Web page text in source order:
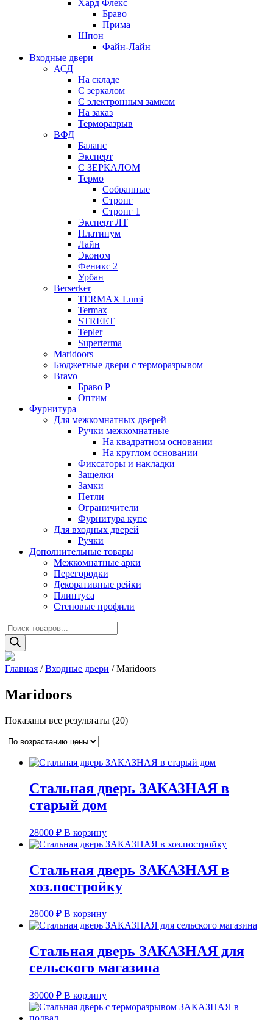
Хард Флекс
Браво
Прима
Шпон
Файн-Лайн
Входные двери
АСД
На складе
С зеркалом
С электронным замком
На заказ
Терморазрыв
ВФД
Баланс
Эксперт
С ЗЕРКАЛОМ
Термо
Собранные
Стронг
Стронг 1
Эксперт ЛТ
Платинум
Лайн
Эконом
Феникс 2
Урбан
Berserker
TERMAX Lumi
Termax
STREET
Tepler
Superterma
Maridoors
Бюджетные двери с терморазрывом
Bravo
Браво Р
Оптим
Фурнитура
Для межкомнатных дверей
Ручки межкомнатные
На квадратном основании
На круглом основании
Фиксаторы и накладки
Защелки
Замки
Петли
Ограничители
Фурнитура купе
Для входных дверей
Ручки
Дополнительные товары
Межкомнатные арки
Перегородки
Декоративные рейки
Плинтуса
Стеновые профили
Поиск
товаров
Главная /Входные двери / Maridoors
Maridoors
Показаны все результаты (20)Цены:
Стальная дверь ЗАКАЗНАЯ в
старый дом
28000 ₽ В корзину
Стальная дверь ЗАКАЗНАЯ в
хоз.постройку
28000 ₽ В корзину
Стальная дверь ЗАКАЗНАЯ для
сельского магазина
39000 ₽ В корзину